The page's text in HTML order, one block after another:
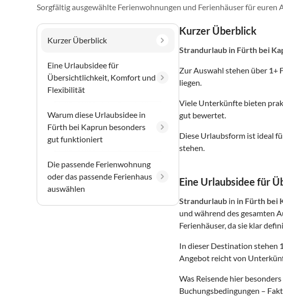
Sorgfältig ausgewählte Ferienwohnungen und Ferienhäuser für euren
Kurzer Überblick
Eine Urlaubsidee für
Übersichtlichkeit, Komfort und
Flexibilität
Warum diese Urlaubsidee in
Fürth bei Kaprun besonders
gut funktioniert
Die passende Ferienwohnung
oder das passende Ferienhaus
auswählen
Kurzer Überblick
Strandurlaub in Fürth bei
Zur Auswahl stehen über 1+
liegen.
Viele Unterkünfte bieten
gut bewertet.
Diese Urlaubsform ist ideal
stehen.
Eine Urlaubsidee für
Strandurlaub in in Fürth bei
und während des gesamten
Ferienhäuser, da sie klar
In dieser Destination stehen
Angebot reicht von
Was Reisende hier
Buchungsbedingungen –